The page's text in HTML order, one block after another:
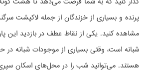
پرنده و بسیاری از خزندگان از جمله لاکپشت
مشاهده کنید. یکی از نقاط عطف در بازدید این
شبانه است، وقتی بسیاری از موجودات شبانه
هستند. می‌توانید شب را در محل‌های اسکان سپری